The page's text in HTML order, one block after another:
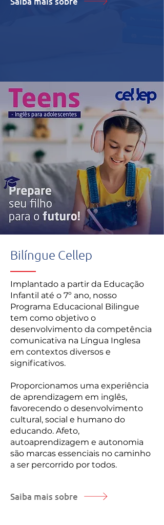
Bilíngue Cellep
Implantado a partir da Educação
Infantil até o 7º ano, nosso
Programa Educacional Bilingue
tem como objetivo o
desenvolvimento da competência
comunicativa na Língua Inglesa
em contextos diversos e
significativos.
Proporcionamos uma experiência
de aprendizagem em inglês,
favorecendo o desenvolvimento
cultural, social e humano do
educando. Afeto,
autoaprendizagem e autonomia
são marcas essenciais no caminho
a ser percorrido por todos.
Saiba mais sobre